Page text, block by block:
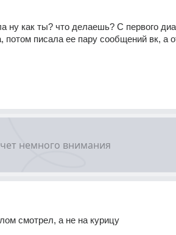
ну как ты? что делаешь? С первого
писала ее пару сообщений вк, а
смотрел, а не на курицу